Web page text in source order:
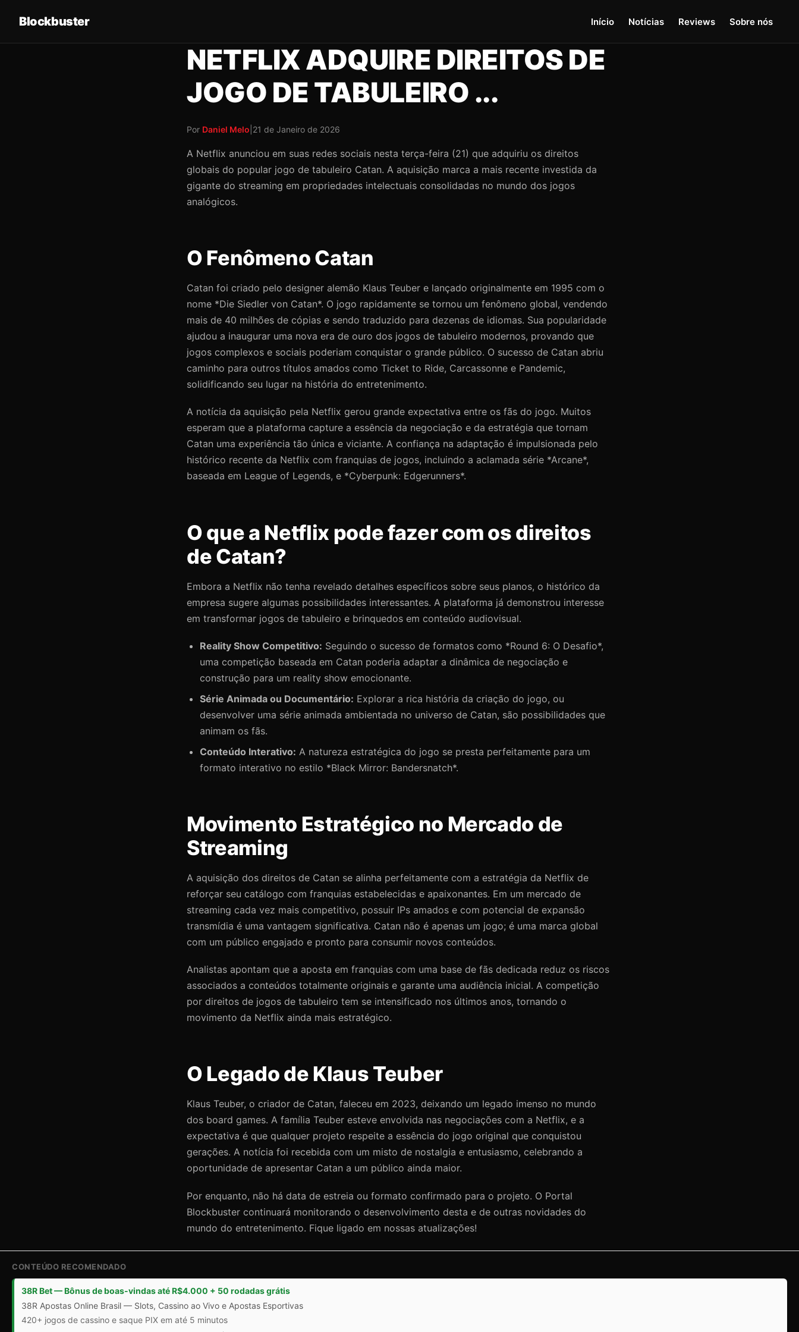
Blockbuster Início Notícias Reviews Sobre nós
NETFLIX ADQUIRE DIREITOS DE
JOGO DE TABULEIRO ...
Por Daniel Melo 21 de Janeiro de 2026
A Netflix anunciou em suas redes sociais nesta terça-feira (21) que adquiriu os direitos
globais do popular jogo de tabuleiro Catan. A aquisição marca a mais recente investida da
gigante do streaming em propriedades intelectuais consolidadas no mundo dos jogos
analógicos.
O Fenômeno Catan
Catan foi criado pelo designer alemão Klaus Teuber e lançado originalmente em 1995 com o
nome *Die Siedler von Catan*. O jogo rapidamente se tornou um fenômeno global, vendendo
mais de 40 milhões de cópias e sendo traduzido para dezenas de idiomas. Sua popularidade
ajudou a inaugurar uma nova era de ouro dos jogos de tabuleiro modernos, provando que
jogos complexos e sociais poderiam conquistar o grande público. O sucesso de Catan abriu
caminho para outros títulos amados como Ticket to Ride, Carcassonne e Pandemic,
solidificando seu lugar na história do entretenimento.
A notícia da aquisição pela Netflix gerou grande expectativa entre os fãs do jogo. Muitos
esperam que a plataforma capture a essência da negociação e da estratégia que tornam
Catan uma experiência tão única e viciante. A confiança na adaptação é impulsionada pelo
histórico recente da Netflix com franquias de jogos, incluindo a aclamada série *Arcane*,
baseada em League of Legends, e *Cyberpunk: Edgerunners*.
O que a Netflix pode fazer com os direitos
de Catan?
Embora a Netflix não tenha revelado detalhes específicos sobre seus planos, o histórico da
empresa sugere algumas possibilidades interessantes. A plataforma já demonstrou interesse
em transformar jogos de tabuleiro e brinquedos em conteúdo audiovisual.
Reality Show Competitivo: Seguindo o sucesso de formatos como *Round 6: O Desafio*,
uma competição baseada em Catan poderia adaptar a dinâmica de negociação e
construção para um reality show emocionante.
Série Animada ou Documentário: Explorar a rica história da criação do jogo, ou
desenvolver uma série animada ambientada no universo de Catan, são possibilidades que
animam os fãs.
Conteúdo Interativo: A natureza estratégica do jogo se presta perfeitamente para um
formato interativo no estilo *Black Mirror: Bandersnatch*.
Movimento Estratégico no Mercado de
Streaming
A aquisição dos direitos de Catan se alinha perfeitamente com a estratégia da Netflix de
reforçar seu catálogo com franquias estabelecidas e apaixonantes. Em um mercado de
streaming cada vez mais competitivo, possuir IPs amados e com potencial de expansão
transmídia é uma vantagem significativa. Catan não é apenas um jogo; é uma marca global
com um público engajado e pronto para consumir novos conteúdos.
Analistas apontam que a aposta em franquias com uma base de fãs dedicada reduz os riscos
associados a conteúdos totalmente originais e garante uma audiência inicial. A competição
por direitos de jogos de tabuleiro tem se intensificado nos últimos anos, tornando o
movimento da Netflix ainda mais estratégico.
O Legado de Klaus Teuber
Klaus Teuber, o criador de Catan, faleceu em 2023, deixando um legado imenso no mundo
dos board games. A família Teuber esteve envolvida nas negociações com a Netflix, e a
expectativa é que qualquer projeto respeite a essência do jogo original que conquistou
gerações. A notícia foi recebida com um misto de nostalgia e entusiasmo, celebrando a
oportunidade de apresentar Catan a um público ainda maior.
Por enquanto, não há data de estreia ou formato confirmado para o projeto. O Portal
Blockbuster continuará monitorando o desenvolvimento desta e de outras novidades do
mundo do entretenimento. Fique ligado em nossas atualizações!
CONTEÚDO RECOMENDADO
38R Bet — Bônus de boas-vindas até R$4.000 + 50 rodadas grátis
38R Apostas Online Brasil — Slots, Cassino ao Vivo e Apostas Esportivas
420+ jogos de cassino e saque PIX em até 5 minutos